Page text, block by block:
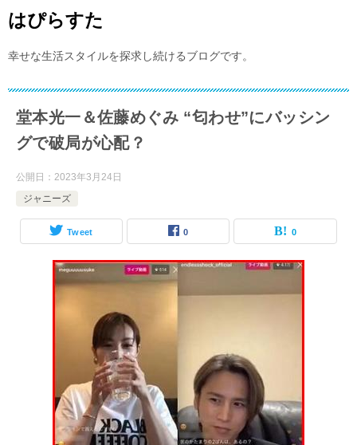
はぴらすた
幸せな生活スタイルを探求し続けるブログです。
堂本光一＆佐藤めぐみ “匂わせ”にバッシン
グで破局が心配？
公開日： 2023年3月24日
ジャニーズ
Tweet 0 0